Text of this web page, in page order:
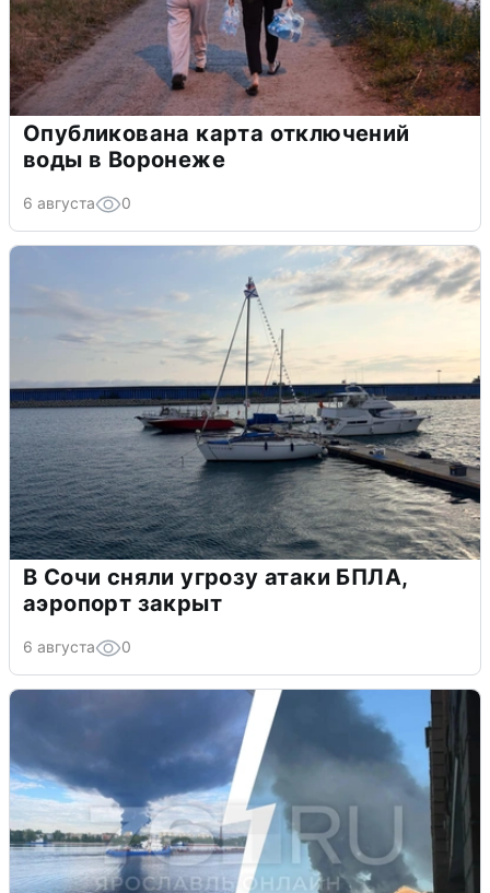
Опубликована карта отключений
воды в Воронеже
6 августа 0
В Сочи сняли угрозу атаки БПЛА,
аэропорт закрыт
6 августа 0